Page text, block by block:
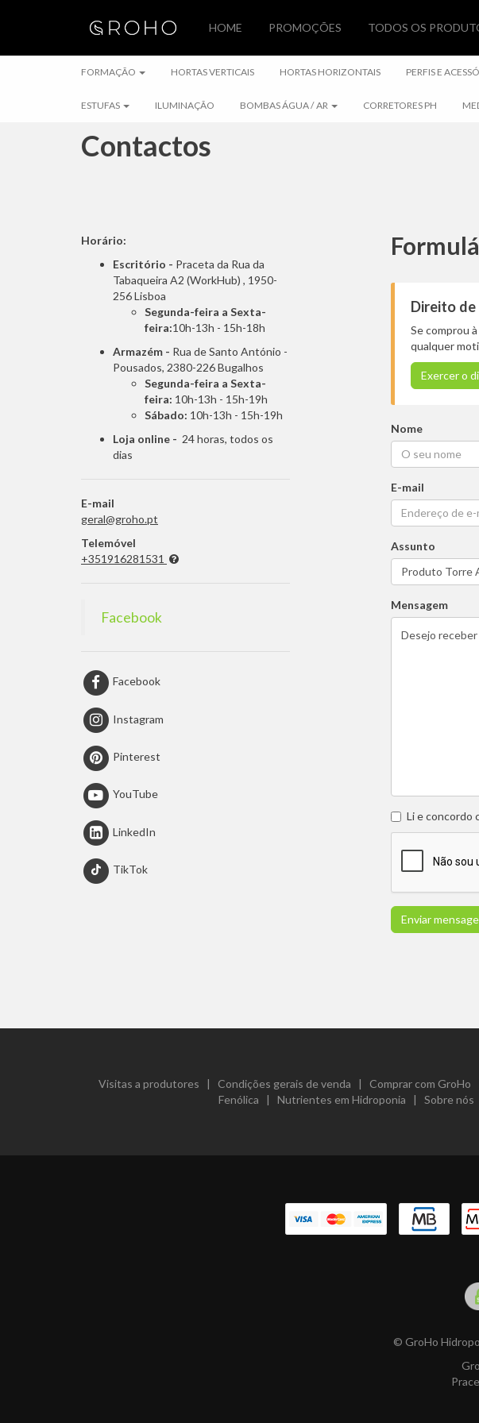
HOME PROMOÇÕES TODOS OS
FORMAÇÃO
FORMAÇÃO HORTAS VERTICAIS HORTAS HORIZONTAIS PERFIS E
ESTUFAS ILUMINAÇÃO BOMBAS ÁGUA / AR CORRETORES PH
Contactos
Horário:
Escritório - Praceta da Rua da
Tabaqueira A2 (WorkHub) , 1950-
256 Lisboa
Segunda-feira a Sexta-
feira:10h-13h - 15h-18h
Armazém - Rua de Santo António -
Pousados, 2380-226 Bugalhos
Segunda-feira a Sexta-
feira: 10h-13h - 15h-19h
Sábado: 10h-13h - 15h-19h
Loja online - 24 horas, todos os
dias
E-mail
geral@groho.pt
Telemóvel
+351916281531
Facebook
Facebook
Instagram
Pinterest
YouTube
LinkedIn
TikTok
Direito
Se comprou
qualquer
Exercer o
Nome
E-mail
Assunto
Mensagem
Li e concordo
Enviar
Visitas a produtores | Condições gerais de venda | Comprar com GroHo
Fenólica | Nutrientes em Hidroponia | Sobre nós
© GroHo